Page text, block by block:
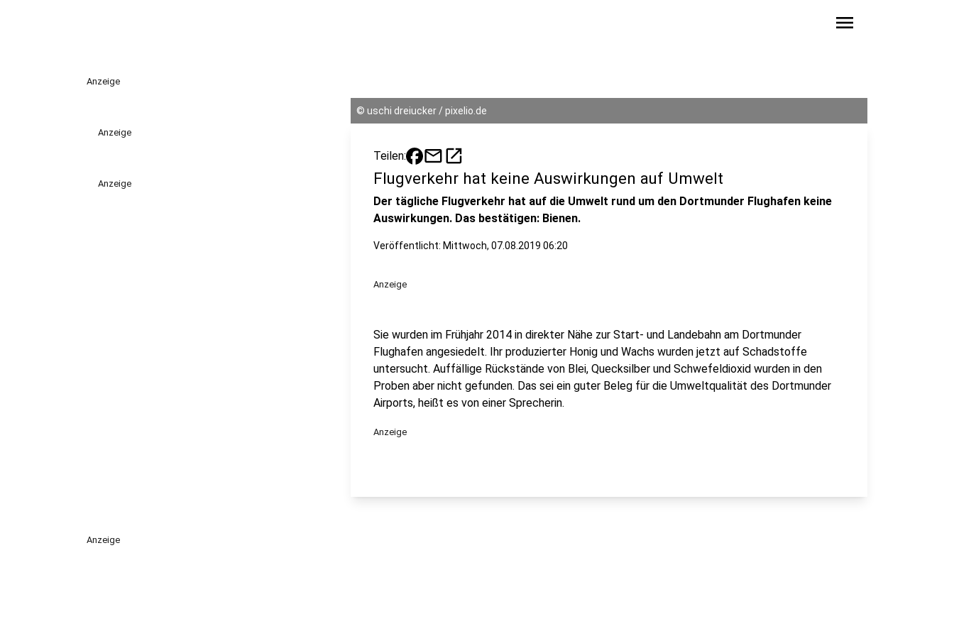
menu
Anzeige
Anzeige
Anzeige
© uschi dreiucker / pixelio.de
Teilen: mailopen_in_new
Flugverkehr hat keine Auswirkungen auf Umwelt
Der tägliche Flugverkehr hat auf die Umwelt rund um den Dortmunder Flughafen keine
Auswirkungen. Das bestätigen: Bienen.
Veröffentlicht: Mittwoch, 07.08.2019 06:20
Anzeige
Sie wurden im Frühjahr 2014 in direkter Nähe zur Start- und Landebahn am Dortmunder
Flughafen angesiedelt. Ihr produzierter Honig und Wachs wurden jetzt auf Schadstoffe
untersucht. Auffällige Rückstände von Blei, Quecksilber und Schwefeldioxid wurden in den
Proben aber nicht gefunden. Das sei ein guter Beleg für die Umweltqualität des Dortmunder
Airports, heißt es von einer Sprecherin.
Anzeige
Anzeige